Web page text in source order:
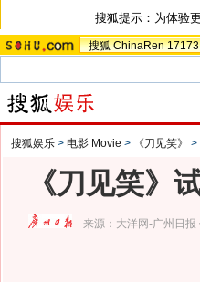
搜狐提示：为体验
搜狐 ChinaRen 17173
搜狐娱乐 > 电影 Movie > 《刀见笑》 >
《刀见笑》
来源： 大洋网-广州日报